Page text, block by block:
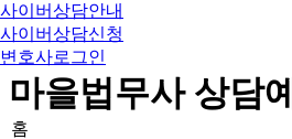
사이버상담안내
사이버상담신청
변호사로그인
마을법무사 상담
홈